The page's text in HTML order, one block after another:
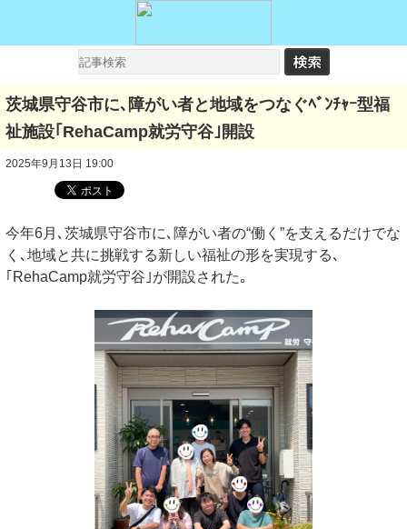
茨城県守谷市に､障がい者と地域をつなぐﾍﾞﾝﾁｬｰ型福
祉施設｢RehaCamp就労守谷｣開設
2025年9月13日 19:00
今年6月､茨城県守谷市に､障がい者の“働く”を支えるだけでな
く､地域と共に挑戦する新しい福祉の形を実現する､
｢RehaCamp就労守谷｣が開設された｡